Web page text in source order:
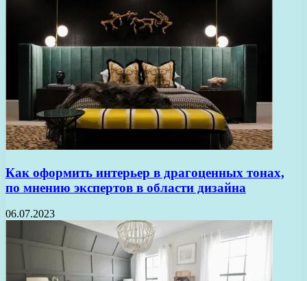
Как оформить интерьер в драгоценных тонах,
по мнению экспертов в области дизайна
06.07.2023